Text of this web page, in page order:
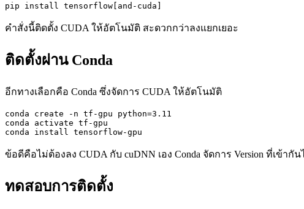
pip install tensorflow[and-cuda]
คำสั่งนี้ติดตั้ง CUDA ให้อัตโนมัติ สะดวกกว่าลงแยกเยอะ
ติดตั้งผ่าน Conda
อีกทางเลือกคือ Conda ซึ่งจัดการ CUDA ให้อัตโนมัติ
conda create -n tf-gpu python=3.11
conda activate tf-gpu
conda install tensorflow-gpu
ข้อดีคือไม่ต้องลง CUDA กับ cuDNN เอง Conda จัดการ Version ที่เข้ากั
ทดสอบการติดตั้ง